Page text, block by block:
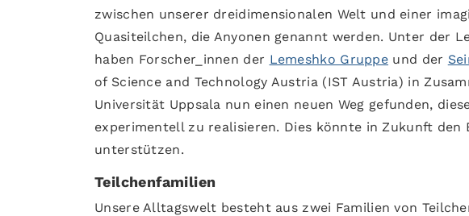
zwischen unserer dreidimensionalen Welt und einer
Quasiteilchen, die Anyonen genannt werden. Unter der
haben Forscher_innen der Lemeshko Gruppe und der
of Science and Technology Austria (IST Austria) in
Universität Uppsala nun einen neuen Weg gefunden,
experimentell zu realisieren. Dies könnte in Zukunft
unterstützen.
Teilchenfamilien
Unsere Alltagswelt besteht aus zwei Familien von